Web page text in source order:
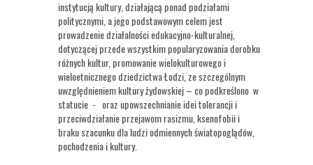
instytucją kultury, działającą ponad podziałami
politycznymi, a jego podstawowym celem jest
prowadzenie działalności edukacyjno-kulturalnej,
dotyczącej przede wszystkim popularyzowania dorobku
różnych kultur, promowanie wielokulturowego i
wieloetnicznego dziedzictwa Łodzi, ze szczególnym
uwzględnieniem kultury żydowskiej – co podkreślono w
statucie - oraz upowszechnianie idei tolerancji i
przeciwdziałanie przejawom rasizmu, ksenofobii i
braku szacunku dla ludzi odmiennych światopoglądów,
pochodzenia i kultury.